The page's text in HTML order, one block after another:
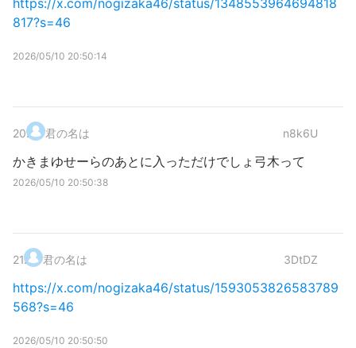
https://x.com/nogizaka46/status/1348553964694818
817?s=46
2026/05/10 20:50:14
20. 君の名は n8k6U
かきまゆせーらのあとに入っただけでしょ弓木って
2026/05/10 20:50:38
21. 君の名は 3DtDZ
https://x.com/nogizaka46/status/1593053826583789
568?s=46
2026/05/10 20:50:50